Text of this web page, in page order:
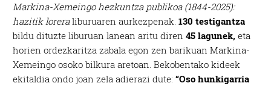
Markina-Xemeingo hezkuntza publikoa (1844-2025):
hazitik loreraliburuaren aurkezpenak.130 testigantza
bildu dituzte liburuan lanean aritu diren45 lagunek, eta
horien ordezkaritza zabala egon zen barikuan Markina-
Xemeingo osoko bilkura aretoan. Bekobentako kideek
ekitaldia ondo joan zela adierazi dute:“Oso hunkigarria